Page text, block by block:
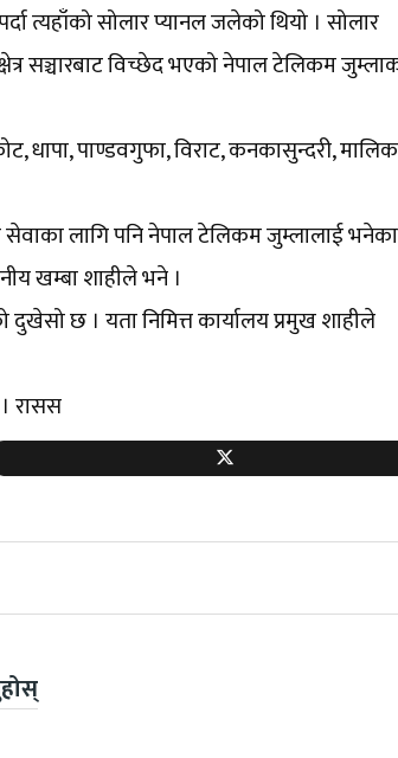
त्यहाँको सोलार प्यानल जलेको थियो । सोलार
सञ्चारबाट विच्छेद भएको नेपाल टेलिकम
धापा, पाण्डवगुफा, विराट, कनकासुन्दरी,
लागि पनि नेपाल टेलिकम जुम्लालाई भनेका
खम्बा शाहीले भने ।
छ । यता निमित्त कार्यालय प्रमुख शाहीले
रासस